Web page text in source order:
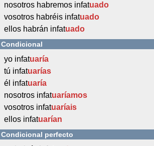
nosotros habremos infatuado
vosotros habréis infatuado
ellos habrán infatuado
Condicional
yo infatuaría
tú infatuarías
él infatuaría
nosotros infatuaríamos
vosotros infatuaríais
ellos infatuarían
Condicional perfecto